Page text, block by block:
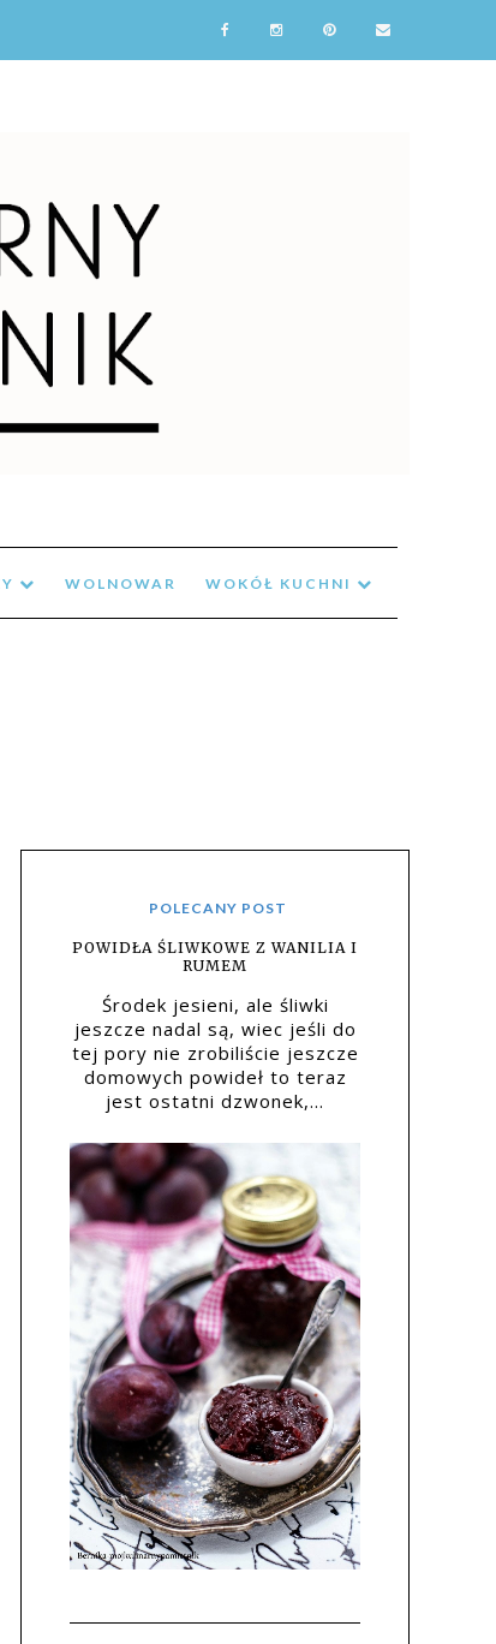
WOLNOWAR WOKÓŁ KUCHNI
POLECANY POST
POWIDŁA ŚLIWKOWE Z WANILIA I
RUMEM
Środek jesieni, ale śliwki
jeszcze nadal są, wiec jeśli do
tej pory nie zrobiliście jeszcze
domowych powideł to teraz
jest ostatni dzwonek,...